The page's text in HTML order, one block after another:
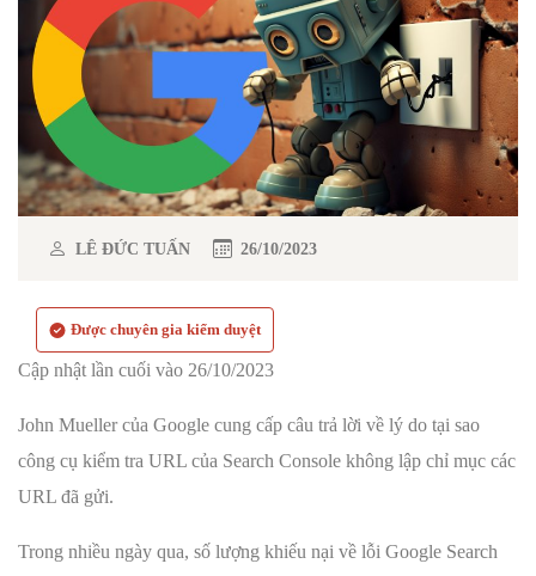
LÊ ĐỨC TUẤN 26/10/2023
Được chuyên gia kiểm duyệt
Cập nhật lần cuối vào 26/10/2023
John Mueller của Google cung cấp câu trả lời về lý do tại sao
công cụ kiểm tra URL của Search Console không lập chỉ mục các
URL đã gửi.
Trong nhiều ngày qua, số lượng khiếu nại về lỗi Google Search